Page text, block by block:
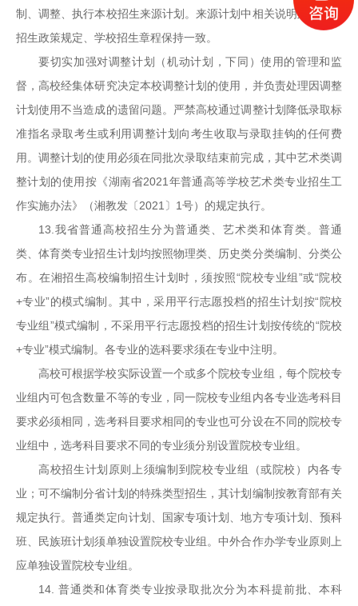
制、调整、执行本校招生来源计划。来源计划中相关说明须与国家
招生政策规定、学校招生章程保持一致。
要切实加强对调整计划（机动计划，下同）使用的管理和监
督，高校经集体研究决定本校调整计划的使用，并负责处理因调整
计划使用不当造成的遗留问题。严禁高校通过调整计划降低录取标
准指名录取考生或利用调整计划向考生收取与录取挂钩的任何费
用。调整计划的使用必须在同批次录取结束前完成，其中艺术类调
整计划的使用按《湖南省2021年普通高等学校艺术类专业招生工
作实施办法》（湘教发〔2021〕1号）的规定执行。
13.我省普通高校招生分为普通类、艺术类和体育类。普通
类、体育类专业招生计划均按照物理类、历史类分类编制、分类公
布。在湘招生高校编制招生计划时，须按照“院校专业组”或“院校
+专业”的模式编制。其中，采用平行志愿投档的招生计划按“院校
专业组”模式编制，不采用平行志愿投档的招生计划按传统的“院校
+专业”模式编制。各专业的选科要求须在专业中注明。
高校可根据学校实际设置一个或多个院校专业组，每个院校专
业组内可包含数量不等的专业，同一院校专业组内各专业选考科目
要求必须相同，选考科目要求相同的专业也可分设在不同的院校专
业组中，选考科目要求不同的专业须分别设置院校专业组。
高校招生计划原则上须编制到院校专业组（或院校）内各专
业；可不编制分省计划的特殊类型招生，其计划编制按教育部有关
规定执行。普通类定向计划、国家专项计划、地方专项计划、预科
班、民族班计划须单独设置院校专业组。中外合作办学专业原则上
应单独设置院校专业组。
14. 普通类和体育类专业按录取批次分为本科提前批、本科